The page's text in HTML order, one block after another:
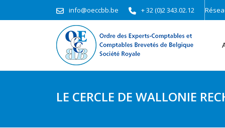
info@oeccbb.be + 32 (0)2 343.02.12
LE CERCLE DE WALLONIE